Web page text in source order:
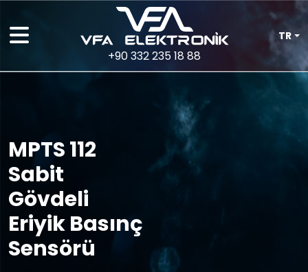
+90 332 235 18 88
TR
MPTS 112
Sabit
Gövdeli
Eriyik Basınç
Sensörü